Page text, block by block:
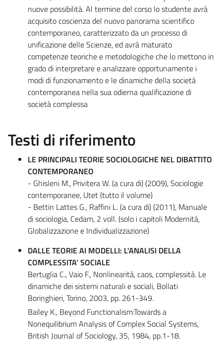
nuove possibilità. Al termine del corso lo studente avrà
acquisito coscienza del nuovo panorama scientifico
contemporaneo, caratterizzato da un processo di
unificazione delle Scienze, ed avrà maturato
competenze teoriche e metodologiche che lo mettono in
grado di interpretare e analizzare opportunamente i
modi di funzionamento e le dinamiche della società
contemporanea nella sua odierna qualificazione di
società complessa
Testi di riferimento
LE PRINCIPALI TEORIE SOCIOLOGICHE NEL DIBATTITO
CONTEMPORANEO
- Ghisleni M., Privitera W. (a cura di) (2009), Sociologie
contemporanee, Utet (tutto il volume)
- Bettin Lattes G., Raffini L. (a cura di) (2011), Manuale
di sociologia, Cedam, 2 voll. (solo i capitoli Modernità,
Globalizzazione e Individualizzazione)
DALLE TEORIE AI MODELLI: L'ANALISI DELLA
COMPLESSITA' SOCIALE
Bertuglia C., Vaio F., Nonlinearità, caos, complessità. Le
dinamiche dei sistemi naturali e sociali, Bollati
Boringhieri, Torino, 2003, pp. 261-349.
Bailey K., Beyond Functionalism:Towards a
Nonequilibrium Analysis of Complex Social Systems,
British Journal of Sociology, 35, 1984, pp.1-18.